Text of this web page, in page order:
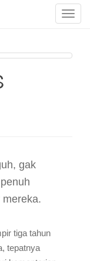
T
g
gak
mereka.
tiga tahun
tepatnya